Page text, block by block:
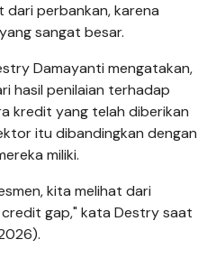
perbankan, karena
sangat besar.
Damayanti mengatakan,
hasil penilaian terhadap
kredit yang telah diberikan
itu dibandingkan dengan
miliki.
kita melihat dari
gap," kata Destry saat